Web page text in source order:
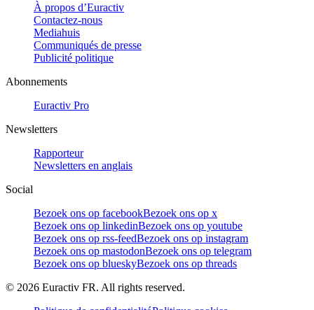
À propos d’Euractiv
Contactez-nous
Mediahuis
Communiqués de presse
Publicité politique
Abonnements
Euractiv Pro
Newsletters
Rapporteur
Newsletters en anglais
Social
Bezoek ons op facebookBezoek ons op x
Bezoek ons op linkedinBezoek ons op youtube
Bezoek ons op rss-feedBezoek ons op instagram
Bezoek ons op mastodonBezoek ons op telegram
Bezoek ons op blueskyBezoek ons op threads
© 2026 Euractiv FR. All rights reserved.